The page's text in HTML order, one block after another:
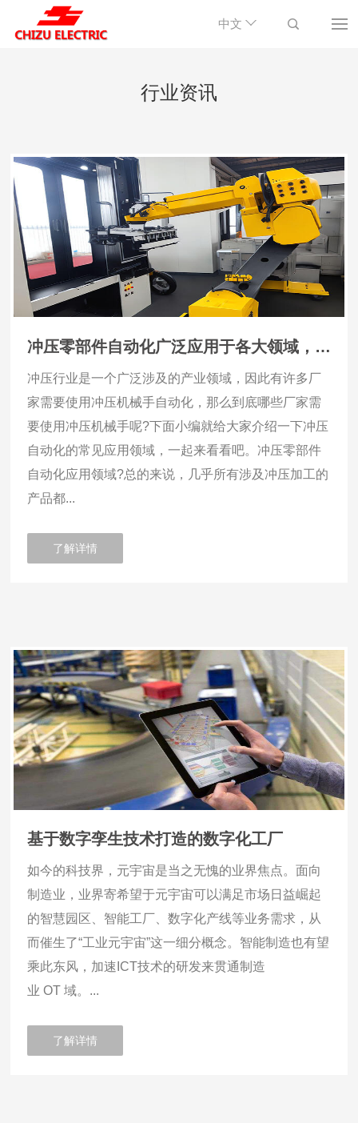
中文
行业资讯
冲压零部件自动化广泛应用于各大领域，并获得众多企业的认可
冲压行业是一个广泛涉及的产业领域，因此有许多厂
家需要使用冲压机械手自动化，那么到底哪些厂家需
要使用冲压机械手呢?下面小编就给大家介绍一下冲压
自动化的常见应用领域，一起来看看吧。冲压零部件
自动化应用领域?总的来说，几乎所有涉及冲压加工的
产品都...
了解详情
基于数字孪生技术打造的数字化工厂
如今的科技界，元宇宙是当之无愧的业界焦点。面向
制造业，业界寄希望于元宇宙可以满足市场日益崛起
的智慧园区、智能工厂、数字化产线等业务需求，从
而催生了“工业元宇宙”这一细分概念。智能制造也有望
乘此东风，加速ICT技术的研发来贯通制造
业 OT 域。...
了解详情